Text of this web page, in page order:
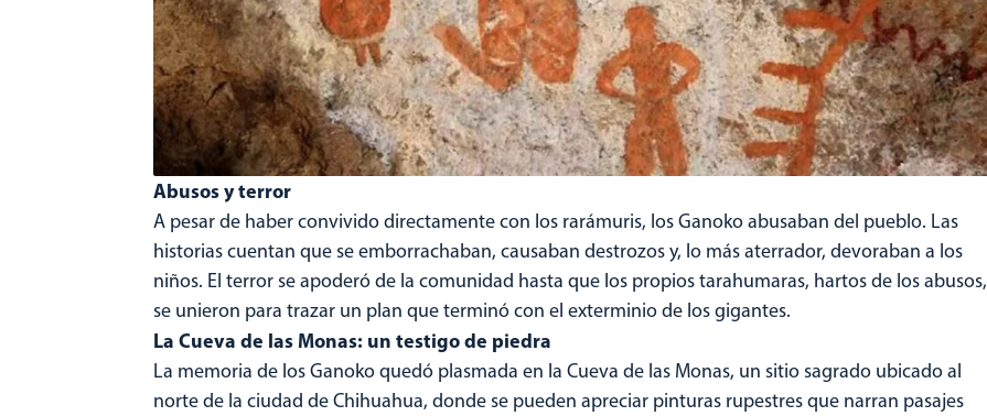
Abusos y terror
A pesar de haber convivido directamente con los rarámuris, los Ganoko abusaban del pueblo. Las
historias cuentan que se emborrachaban, causaban destrozos y, lo más aterrador, devoraban a los
niños. El terror se apoderó de la comunidad hasta que los propios tarahumaras, hartos de los abusos,
se unieron para trazar un plan que terminó con el exterminio de los gigantes.
La Cueva de las Monas: un testigo de piedra
La memoria de los Ganoko quedó plasmada en la Cueva de las Monas, un sitio sagrado ubicado al
norte de la ciudad de Chihuahua, donde se pueden apreciar pinturas rupestres que narran pasajes